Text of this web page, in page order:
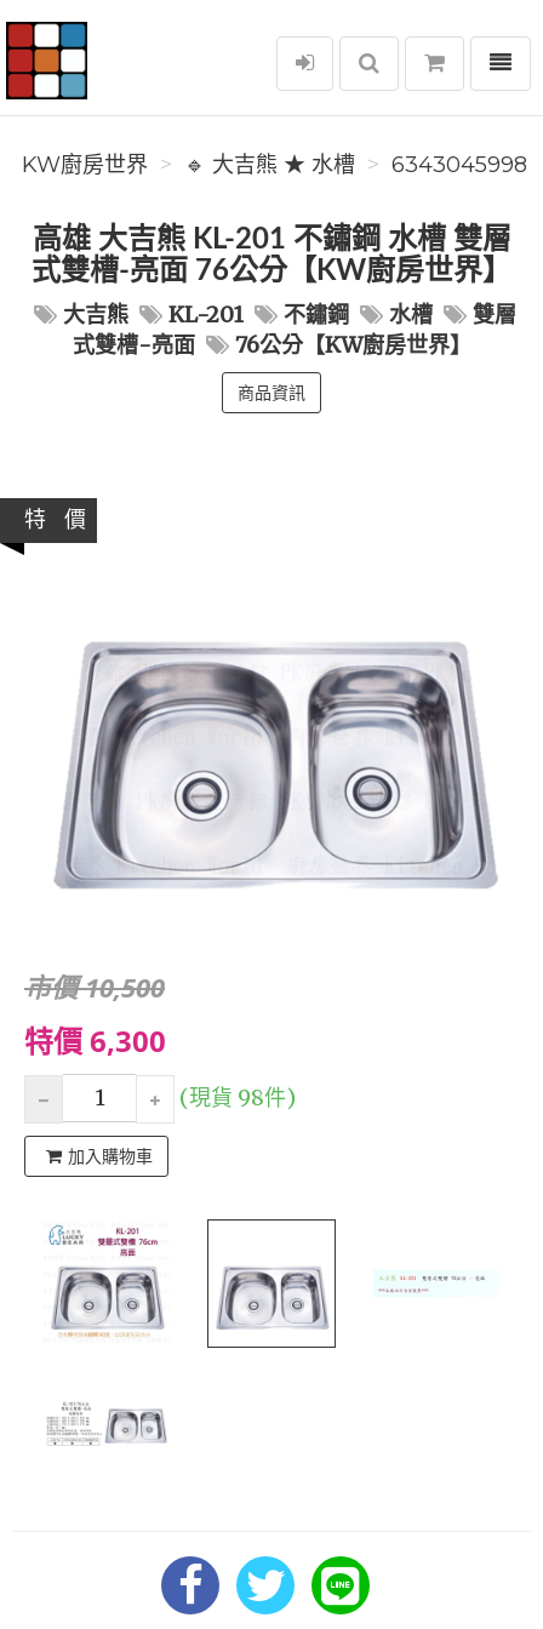
KW廚房世界
選單
KW廚房世界 🔹 大吉熊 ★ 水槽 6343045998
高雄 大吉熊 KL-201 不鏽鋼 水槽 雙層
式雙槽-亮面 76公分【KW廚房世界】
大吉熊 KL-201 不鏽鋼 水槽
雙層
式雙槽-亮面
76公分【KW廚房世界】
商品資訊
特 價
市價 10,500
特價 6,300
(現貨 98件)
加入購物車